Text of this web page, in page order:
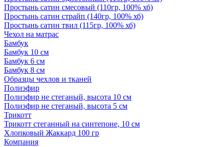
Простынь сатин смесовый (110гр, 100% хб)
Простынь сатин страйп (140гр, 100% хб)
Простынь сатин твил (115гр, 100% хб)
Чехол на матрас
Бамбук
Бамбук 10 см
Бамбук 6 см
Бамбук 8 см
Образцы чехлов и тканей
Полиэфир
Полиэфир не стеганый, высота 10 см
Полиэфир не стеганый, высота 5 см
Трикотт
Трикотт стеганный на синтепоне, 10 см
Хлопковый Жаккард 100 гр
Компания